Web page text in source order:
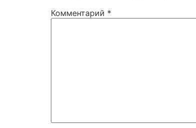
Комментарий *